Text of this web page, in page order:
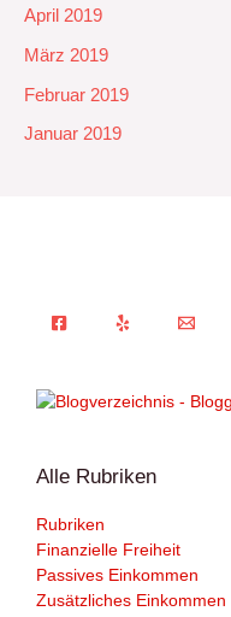
April 2019
März 2019
Februar 2019
Januar 2019
Alle Rubriken
Rubriken
Finanzielle Freiheit
Passives Einkommen
Zusätzliches Einkommen